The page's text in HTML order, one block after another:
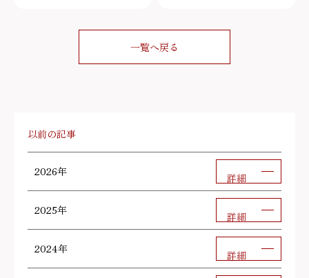
一覧へ戻る
以前の記事
2026年 詳細
2025年 詳細
2024年 詳細